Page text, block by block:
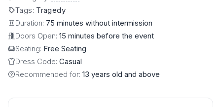
Tags: Tragedy
Duration: 75 minutes without intermission
Doors Open: 15 minutes before the event
Seating: Free Seating
Dress Code: Casual
Recommended for: 13 years old and above